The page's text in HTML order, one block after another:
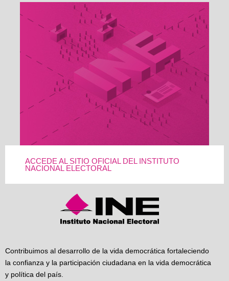
ACCEDE AL SITIO OFICIAL DEL INSTITUTO
NACIONAL ELECTORAL
Contribuimos al desarrollo de la vida democrática fortaleciendo
la confianza y la participación ciudadana en la vida democrática
y política del país.